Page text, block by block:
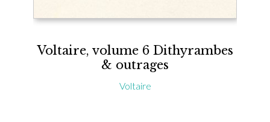
Voltaire, volume 6 Dithyrambes
& outrages
Voltaire